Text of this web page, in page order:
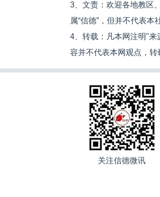
3、文责：欢迎各地教区
属“信德”，但并不代表
4、转载：凡本网注明"来
容并不代表本网观点，转
关注信德微讯